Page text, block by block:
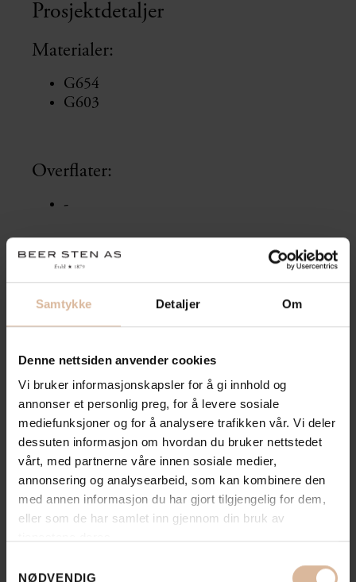
Samtykke Detaljer Om
Denne nettsiden anvender cookies
Vi bruker informasjonskapsler for å gi innhold og
annonser et personlig preg, for å levere sosiale
mediefunksjoner og for å analysere trafikken vår. Vi deler
dessuten informasjon om hvordan du bruker nettstedet
vårt, med partnerne våre innen sosiale medier,
annonsering og analysearbeid, som kan kombinere den
med annen informasjon du har gjort tilgjengelig for dem,
eller som de har samlet inn gjennom din bruk av
NØDVENDIG
Prosjektdetaljer
Materialer:
G654
G603
Overflater:
-
Utførende: Landskapsentreprenørene AS
Landskapsarkitekt: Asplan Viak AS
Se flere
prosjekter
Se alle